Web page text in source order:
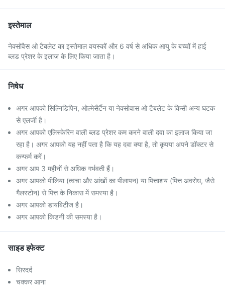
इस्तेमाल
नेक्सोवैस ओ टैबलेट का इस्तेमाल वयस्कों और 6 वर्ष से अधिक आयु के बच्चों में हाई
ब्लड प्रेशर के इलाज के लिए किया जाता है।
निषेध
अगर आपको सिल्निडिपिन, ओल्मेसैर्टैन या नेक्सोवास ओ टैबलेट के किसी अन्य घटक
से एलर्जी है।
अगर आपको एलिस्केरिन वाली ब्लड प्रेशर कम करने वाली दवा का इलाज किया जा
रहा है। अगर आपको यह नहीं पता है कि यह दवा क्या है, तो कृपया अपने डॉक्टर से
कन्फर्म करें।
अगर आप 3 महीनों से अधिक गर्भवती हैं।
अगर आपको पीलिया (त्वचा और आंखों का पीलापन) या पित्ताशय (पित्त अवरोध, जैसे
गैलस्टोन) से पित्त के निकास में समस्या है।
अगर आपको डायबिटीज है।
अगर आपको किडनी की समस्या है।
साइड इफेक्ट
सिरदर्द
चक्कर आना